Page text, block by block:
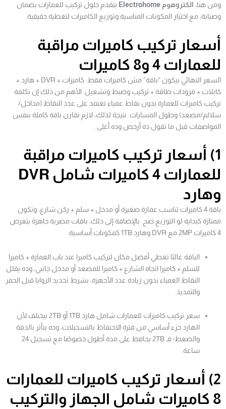
ومن هنا، الكتروهوم Electrohome
بتقدم حلول تركيب للعمارات بضمان
وصيانة، مع اختيار المكونات المناسبة وتوزيع الكاميرات لتغطية حقيقية.
أسعار تركيب كاميرات مراقبة
للعمارات 4 و8 كاميرات
السعر النهائي بيكون “باقة” مش كاميرات فقط: كاميرات + DVR + هارد +
كابلات + مزودات طاقة + تركيب وضبط وتشغيل. الأهم من ذلك إن تكلفة
تركيب كاميرات للعمارة بدون نقاط عمياء تعتمد على عدد النقاط (مداخل/
سلالم/مصعد) وطول المسارات. نتيجة لذلك، لازم تقارن باقة كاملة بنفس
المواصفات قبل ما تقول ده أرخص وده أغلى.
1) أسعار تركيب كاميرات مراقبة
للعمارات 4 كاميرات شامل DVR
وهارد
باقة 4 كاميرات تناسب عمارة صغيرة أو مدخل + سلم + ركن شارع، وتكون
ممتازة كبداية لو التوزيع صح. بالإضافة إلى ذلك، باقات مصرية جاهزة بتعرض
4 كاميرات 2MP مع DVR وهارد 1TB كمكونات أساسية.
الباقة غالبًا تغطي أفضل مكان لتركيب كاميرا عند باب العمارة + كاميرا
للسلم + كاميرا اتجاه الشارع + كاميرا للمصعد أو مدخل جانبي، وده يقلل
النقاط العمياء بدون زيادة عدد الأجهزة، بشرط تحديد الزوايا قبل الحفر
والتمديد.
سعر تركيب كاميرات للعمارات شامل هارد 1TB أو 2TB بيختلف لأن
الهارد جزء أساسي من فترة الاحتفاظ بالتسجيلات، وده يتأثر بالدقة
والضغط؛ فـ 2TB يحافظ على مدة أطول خصوصًا مع تسجيل 24
ساعة.
2) أسعار تركيب كاميرات للعمارات
8 كاميرات شامل الجهاز والتركيب